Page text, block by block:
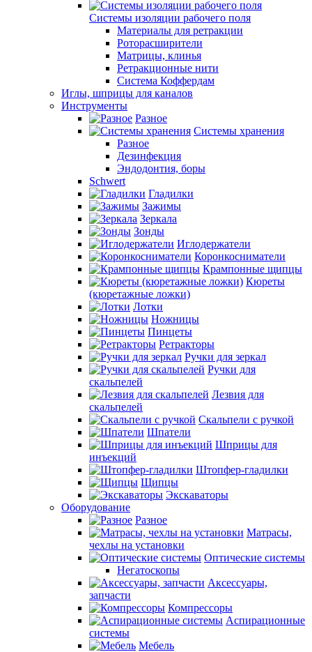
Системы изоляции рабочего поля
Материалы для ретракции
Роторасширители
Матрицы, клинья
Ретракционные нити
Система Коффердам
Иглы, шприцы для каналов
Инструменты
Разное
Системы хранения
Разное
Дезинфекция
Эндодонтия, боры
Schwert
Гладилки
Зажимы
Зеркала
Зонды
Иглодержатели
Коронкосниматели
Крампонные щипцы
Кюреты
(кюретажные ложки)
Лотки
Ножницы
Пинцеты
Ретракторы
Ручки для зеркал
Ручки для
скальпелей
Лезвия для
скальпелей
Скальпели с ручкой
Шпатели
Шприцы для
инъекций
Штопфер-гладилки
Щипцы
Экскаваторы
Оборудование
Разное
Матрасы,
чехлы на установки
Оптические системы
Негатоскопы
Аксессуары,
запчасти
Компрессоры
Аспирационные
системы
Мебель